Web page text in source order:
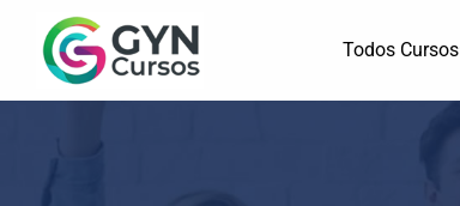
Todos Cursos